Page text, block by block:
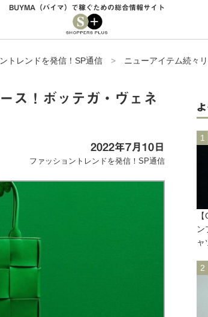
BUYMA（バイマ）で稼ぐための総合情報サイト
トレンドを発信！SP通信 > ニューアイテム続々
ス！ボッテガ・ヴェネ
2022年7月10日
ファッショントレンドを発信！SP通信
ン
ャ